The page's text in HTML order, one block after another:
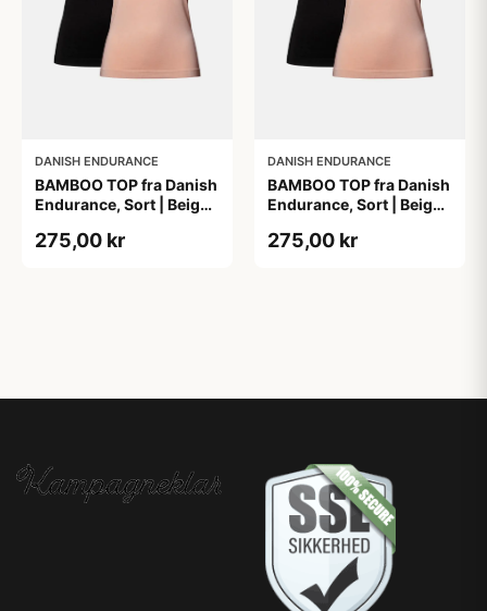
DANISH ENDURANCE
BAMBOO TOP fra Danish
Endurance, Sort | Beige,
Komfortabel og
275,00 kr
DANISH ENDURANCE
BAMBOO TOP fra Danish
Endurance, Sort | Beige,
Komfortabel og
275,00 kr